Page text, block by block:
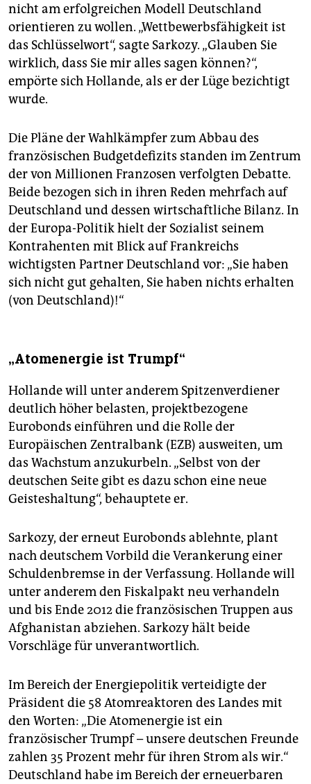
nicht am erfolgreichen Modell Deutschland
orientieren zu wollen. „Wettbewerbsfähigkeit ist
das Schlüsselwort“, sagte Sarkozy. „Glauben Sie
wirklich, dass Sie mir alles sagen können?“,
empörte sich Hollande, als er der Lüge bezichtigt
wurde.
Die Pläne der Wahlkämpfer zum Abbau des
französischen Budgetdefizits standen im Zentrum
der von Millionen Franzosen verfolgten Debatte.
Beide bezogen sich in ihren Reden mehrfach auf
Deutschland und dessen wirtschaftliche Bilanz. In
der Europa-Politik hielt der Sozialist seinem
Kontrahenten mit Blick auf Frankreichs
wichtigsten Partner Deutschland vor: „Sie haben
sich nicht gut gehalten, Sie haben nichts erhalten
(von Deutschland)!“
„Atomenergie ist Trumpf“
Hollande will unter anderem Spitzenverdiener
deutlich höher belasten, projektbezogene
Eurobonds einführen und die Rolle der
Europäischen Zentralbank (EZB) ausweiten, um
das Wachstum anzukurbeln. „Selbst von der
deutschen Seite gibt es dazu schon eine neue
Geisteshaltung“, behauptete er.
Sarkozy, der erneut Eurobonds ablehnte, plant
nach deutschem Vorbild die Verankerung einer
Schuldenbremse in der Verfassung. Hollande will
unter anderem den Fiskalpakt neu verhandeln
und bis Ende 2012 die französischen Truppen aus
Afghanistan abziehen. Sarkozy hält beide
Vorschläge für unverantwortlich.
Im Bereich der Energiepolitik verteidigte der
Präsident die 58 Atomreaktoren des Landes mit
den Worten: „Die Atomenergie ist ein
französischer Trumpf – unsere deutschen Freunde
zahlen 35 Prozent mehr für ihren Strom als wir.“
Deutschland habe im Bereich der erneuerbaren